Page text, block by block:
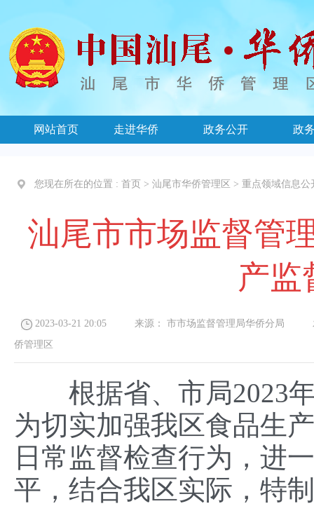
网站首页 走进华侨 政务公开 政
您现在所在的位置 : 首页 > 汕尾市华侨管理区 > 重点领域信息公
汕尾市市场监督管
产监
2023-03-21 20:05 来源： 市市场监督管理局华侨分局 发
侨管理区
根据省、市局2023年
为切实加强我区食品生
日常监督检查行为，进
平，结合我区实际，特